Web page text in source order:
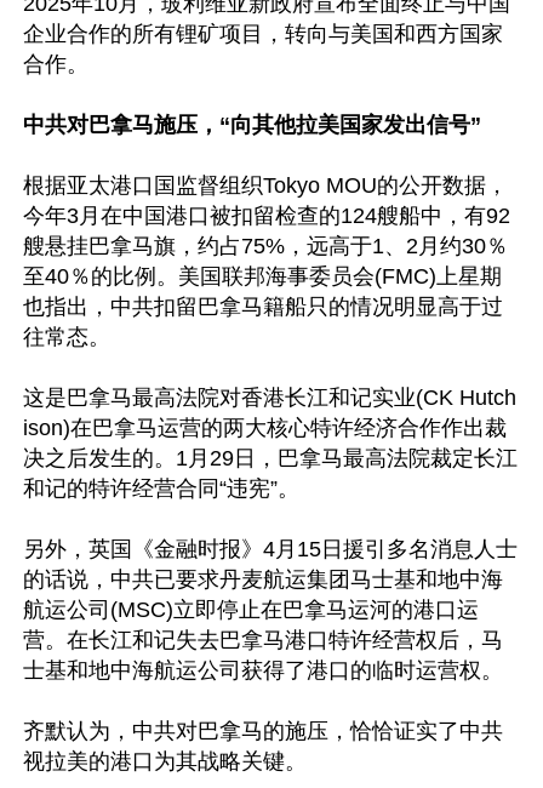
企业合作的所有锂矿项目，转向与美国和西方国家
合作。
中共对巴拿马施压，“向其他拉美国家发出信号”
根据亚太港口国监督组织Tokyo MOU的公开数据，
今年3月在中国港口被扣留检查的124艘船中，有92
艘悬挂巴拿马旗，约占75%，远高于1、2月约30％
至40％的比例。美国联邦海事委员会(FMC)上星期
也指出，中共扣留巴拿马籍船只的情况明显高于过
往常态。
这是巴拿马最高法院对香港长江和记实业(CK Hutch
ison)在巴拿马运营的两大核心特许经济合作作出裁
决之后发生的。1月29日，巴拿马最高法院裁定长江
和记的特许经营合同“违宪”。
另外，英国《金融时报》4月15日援引多名消息人士
的话说，中共已要求丹麦航运集团马士基和地中海
航运公司(MSC)立即停止在巴拿马运河的港口运
营。在长江和记失去巴拿马港口特许经营权后，马
士基和地中海航运公司获得了港口的临时运营权。
齐默认为，中共对巴拿马的施压，恰恰证实了中共
视拉美的港口为其战略关键。